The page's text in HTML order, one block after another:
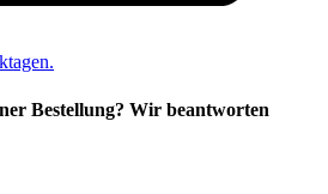
Bestellung? Wir beantworten